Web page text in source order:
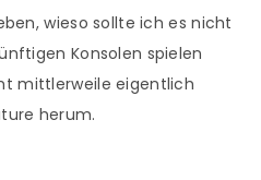
wieso sollte ich es nicht
Konsolen spielen
mittlerweile eigentlich
herum.